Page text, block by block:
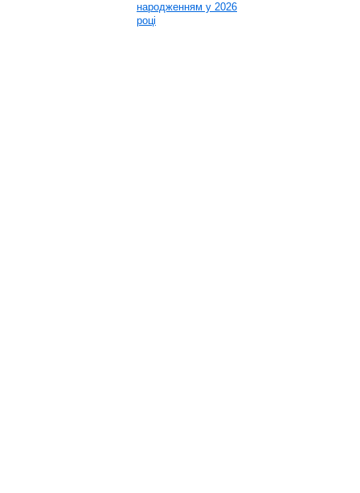
народженням у 2026
році